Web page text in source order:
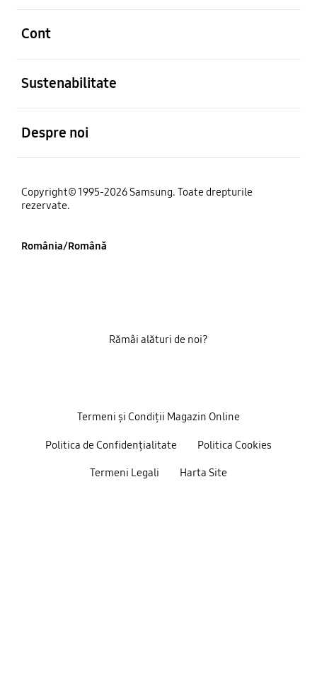
Cont
Sustenabilitate
Despre noi
Copyright© 1995-2026 Samsung. Toate drepturile
rezervate.
România/Română
Termeni și Condiții Magazin Online
Politica de Confidențialitate Politica Cookies
Termeni Legali Harta Site
Rămâi alături de noi?